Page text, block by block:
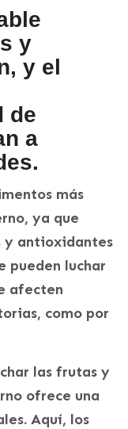
y
y el
de
a
más
ya que
y antioxidantes
pueden luchar
afecten
como por
las frutas y
ofrece una
Aquí, los